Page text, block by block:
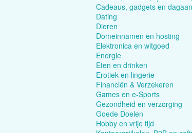
Cadeaus, gadgets en
Dating
Dieren
Domeinnamen en hosting
Elektronica en witgoed
Energie
Eten en drinken
Erotiek en lingerie
Financiën & Verzekeren
Games en e-Sports
Gezondheid en verzorging
Goede Doelen
Hobby en vrije tijd